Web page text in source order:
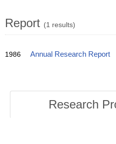
Report (1 results)
1986 Annual Research Report
Research